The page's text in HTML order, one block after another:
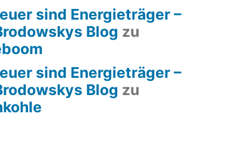
sind Energieträger –
Blog zu
sind Energieträger –
Blog zu